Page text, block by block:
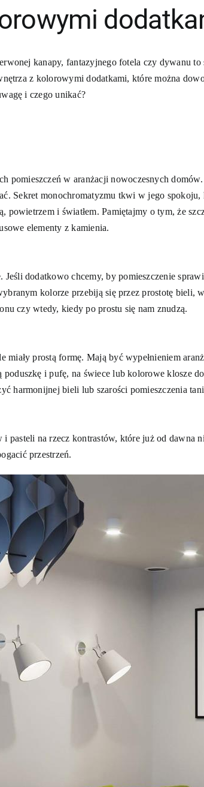
kanapy, fantazyjnego fotela czy dywanu
z kolorowymi dodatkami, które można
i czego unikać?
pomieszczeń w aranżacji nowoczesnych
Sekret monochromatyzmu tkwi w jego
powietrzem i światłem. Pamiętajmy o tym, że
elementy z kamienia.
dodatkowo chcemy, by pomieszczenie
kolorze przebiją się przez prostotę bieli,
czy wtedy, kiedy po prostu się nam znudzą.
prostą formę. Mają być wypełnieniem
i pufę, na świece lub kolorowe klosze
harmonijnej bieli lub szarości pomieszczenia
na rzecz kontrastów, które już od dawna
przestrzeń.